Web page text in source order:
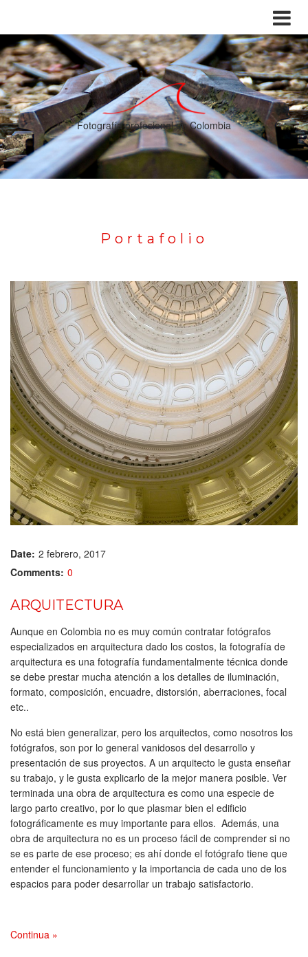
Fotografía profesional en Colombia
Portafolio
Date: 2 febrero, 2017
Comments: 0
ARQUITECTURA
Aunque en Colombia no es muy común contratar fotógrafos
especializados en arquitectura dado los costos, la fotografía de
arquitectura es una fotografía fundamentalmente técnica donde
se debe prestar mucha atención a los detalles de iluminación,
formato, composición, encuadre, distorsión, aberraciones, focal
etc..
No está bien generalizar, pero los arquitectos, como nosotros los
fotógrafos, son por lo general vanidosos del desarrollo y
presentación de sus proyectos. A un arquitecto le gusta enseñar
su trabajo, y le gusta explicarlo de la mejor manera posible. Ver
terminada una obra de arquitectura es como una especie de
largo parto creativo, por lo que plasmar bien el edificio
fotográficamente es muy importante para ellos. Además, una
obra de arquitectura no es un proceso fácil de comprender si no
se es parte de ese proceso; es ahí donde el fotógrafo tiene que
entender el funcionamiento y la importancia de cada uno de los
espacios para poder desarrollar un trabajo satisfactorio.
Continua »